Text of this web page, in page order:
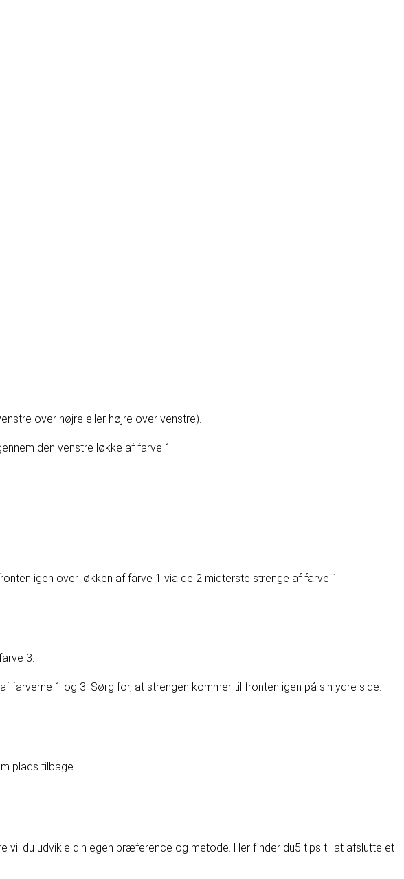
over højre eller højre over venstre).
den venstre løkke af farve 1.
igen over løkken af farve 1 via de 2 midterste strenge af farve 1.
3.
1 og 3. Sørg for, at strengen kommer til fronten igen på sin ydre side.
plads tilbage.
vil du udvikle din egen præference og metode. Her finder du5 tips til at afslutte et